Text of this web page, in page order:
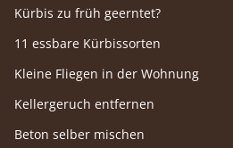
Kürbis zu früh geerntet?
11 essbare Kürbissorten
Kleine Fliegen in der Wohnung
Kellergeruch entfernen
Beton selber mischen